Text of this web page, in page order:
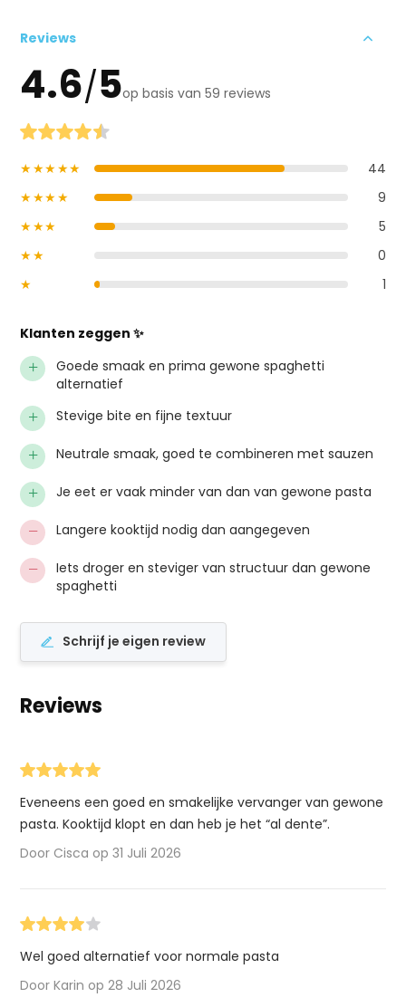
Reviews
4.6/5op basis van 59 reviews
★★★★★
44
★★★★
9
★★★
5
★★
0
★
1
Klanten zeggen ✨
+
Goede smaak en prima gewone spaghetti
alternatief
+
Stevige bite en fijne textuur
+ Neutrale smaak, goed te combineren met sauzen
+ Je eet er vaak minder van dan van gewone pasta
− Langere kooktijd nodig dan aangegeven
−
Iets droger en steviger van structuur dan gewone
spaghetti
Schrijf je eigen review
Reviews
Eveneens een goed en smakelijke vervanger van gewone
pasta. Kooktijd klopt en dan heb je het “al dente”.
Door Cisca op 31 Juli 2026
Wel goed alternatief voor normale pasta
Door Karin op 28 Juli 2026